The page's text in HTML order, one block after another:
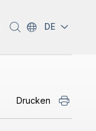
DE
Drucken